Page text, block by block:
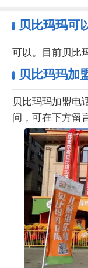
贝比玛玛可
可以。目前贝比
贝比玛玛加
贝比玛玛加盟电
问，可在下方留